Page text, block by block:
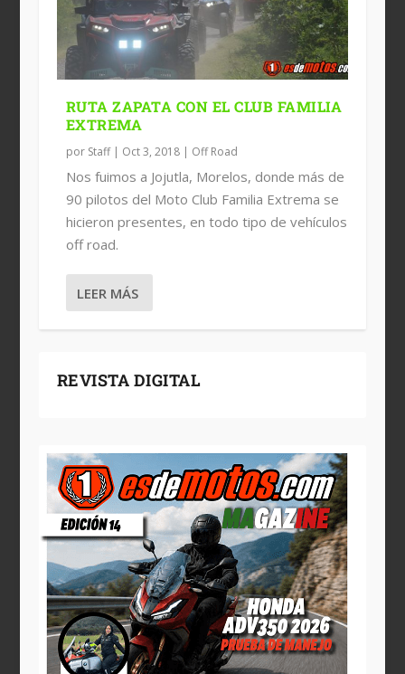
RUTA ZAPATA CON EL CLUB FAMILIA
EXTREMA
por Staff| Oct 3, 2018| Off Road
Nos fuimos a Jojutla, Morelos, donde más de
90 pilotos del Moto Club Familia Extrema se
hicieron presentes, en todo tipo de vehículos
off road.
LEER MÁS
REVISTA DIGITAL